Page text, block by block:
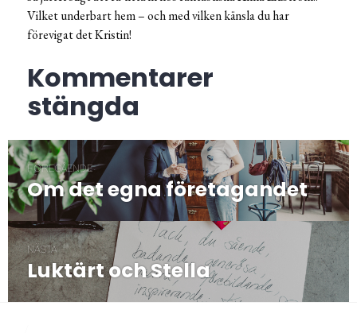
Vilket underbart hem – och med vilken känsla du har
förevigat det Kristin!
Kommentarer
stängda
Inläggsnavigering
FÖREGÅENDE
Föregående
post:
Om det egna företagandet
NÄSTA
Nästa
post:
Luktärt och Stella